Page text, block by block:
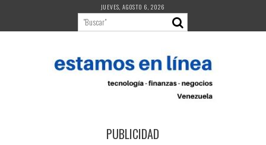
contenido
JUEVES, AGOSTO 6, 2026
PUBLICIDAD